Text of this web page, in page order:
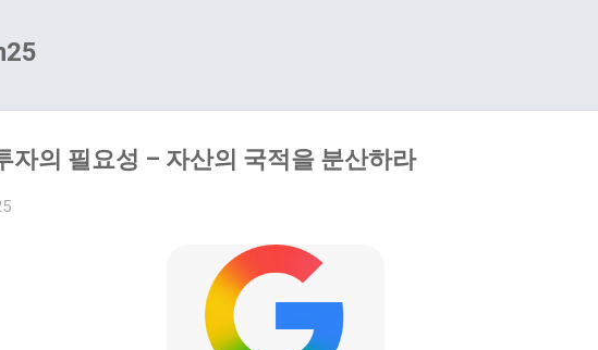
자의 필요성 – 자산의 국적을 분산하라